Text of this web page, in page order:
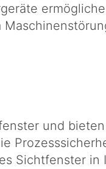
und
Sichtfenster in